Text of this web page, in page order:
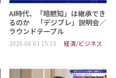
AI時代、「暗黙知」は継承でき
るのか 「デジブレ」説明会／
ラウンドテーブル
2026.08.03 15:15 経済/ビジネス